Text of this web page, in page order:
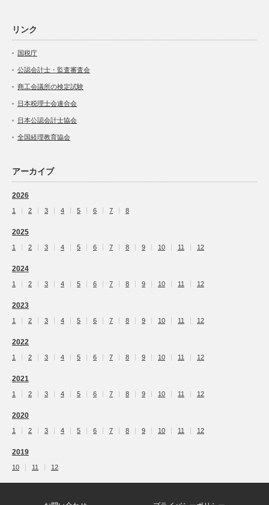
リンク
国税庁
公認会計士・監査審査会
商工会議所の検定試験
日本税理士会連合会
日本公認会計士協会
全国経理教育協会
アーカイブ
2026
1 2 3 4 5 6 7 8
2025
1 2 3 4 5 6 7 8 9 10 11 12
2024
1 2 3 4 5 6 7 8 9 10 11 12
2023
1 2 3 4 5 6 7 8 9 10 11 12
2022
1 2 3 4 5 6 7 8 9 10 11 12
2021
1 2 3 4 5 6 7 8 9 10 11 12
2020
1 2 3 4 5 6 7 8 9 10 11 12
2019
10 11 12